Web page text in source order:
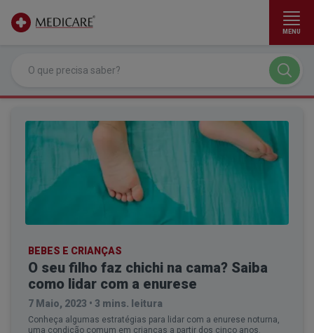
MENU
BEBES E CRIANÇAS
O seu filho faz chichi na cama? Saiba
como lidar com a enurese
7 Maio, 2023 • 3 mins. leitura
Conheça algumas estratégias para lidar com a enurese noturna,
uma condição comum em crianças a partir dos cinco anos.